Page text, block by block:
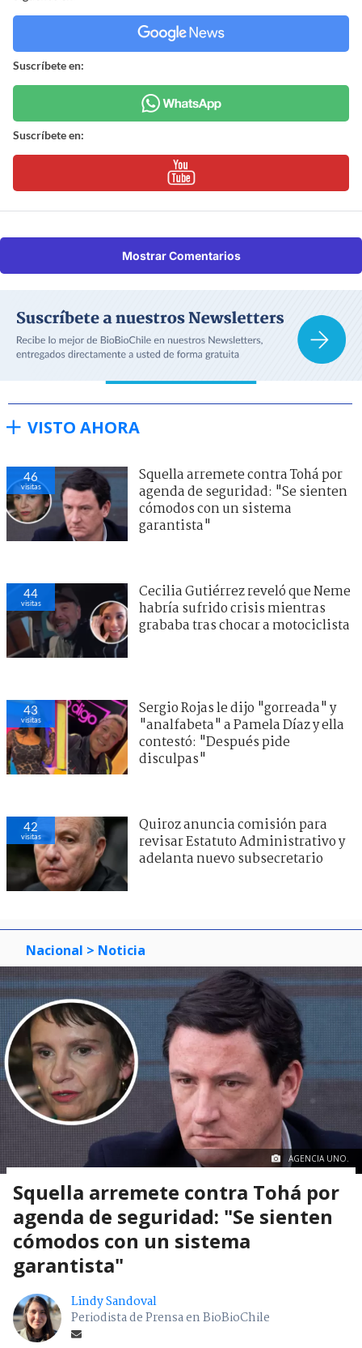
Suscríbete en:
Suscríbete en:
Mostrar Comentarios
VISTO AHORA
46
visitas
Squella arremete contra Tohá por
agenda de seguridad: "Se sienten
cómodos con un sistema
garantista"
44
visitas
Cecilia Gutiérrez reveló que Neme
habría sufrido crisis mientras
grababa tras chocar a motociclista
43
visitas
Sergio Rojas le dijo "gorreada" y
"analfabeta" a Pamela Díaz y ella
contestó: "Después pide
disculpas"
42
visitas
Quiroz anuncia comisión para
revisar Estatuto Administrativo y
adelanta nuevo subsecretario
Nacional > Noticia
AGENCIA UNO.
Squella arremete contra Tohá por
agenda de seguridad: "Se sienten
cómodos con un sistema
garantista"
Lindy Sandoval
Periodista de Prensa en BioBioChile